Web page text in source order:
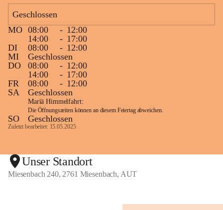
Geschlossen
MO 08:00 - 12:00
14:00
- 17:00
DI
08:00 - 12:00
MI
Geschlossen
DO
08:00 - 12:00
14:00
- 17:00
FR
08:00 - 12:00
SA
Geschlossen
Mariä Himmelfahrt:
Die Öffnungszeiten können an diesem Feiertag abweichen.
SO Geschlossen
Zuletzt bearbeitet: 15.05.2025
Unser Standort
Miesenbach 240, 2761 Miesenbach, AUT